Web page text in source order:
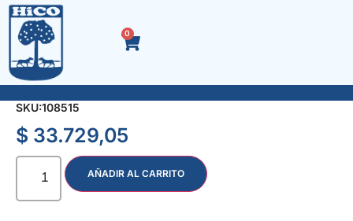
0
REMACHE 4.0 x 25 CAJA x 1000 u.
SKU:108515
$ 33.729,05
AÑADIR AL CARRITO